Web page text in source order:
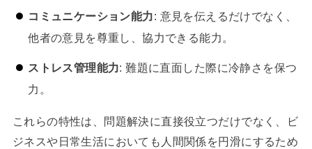
コミュニケーション能力: 意見を伝えるだけでなく、
他者の意見を尊重し、協力できる能力。
ストレス管理能力: 難題に直面した際に冷静さを保つ
力。
これらの特性は、問題解決に直接役立つだけでなく、ビ
ジネスや日常生活においても人間関係を円滑にするため